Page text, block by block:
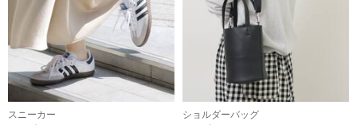
スニーカー
ショルダーバッグ